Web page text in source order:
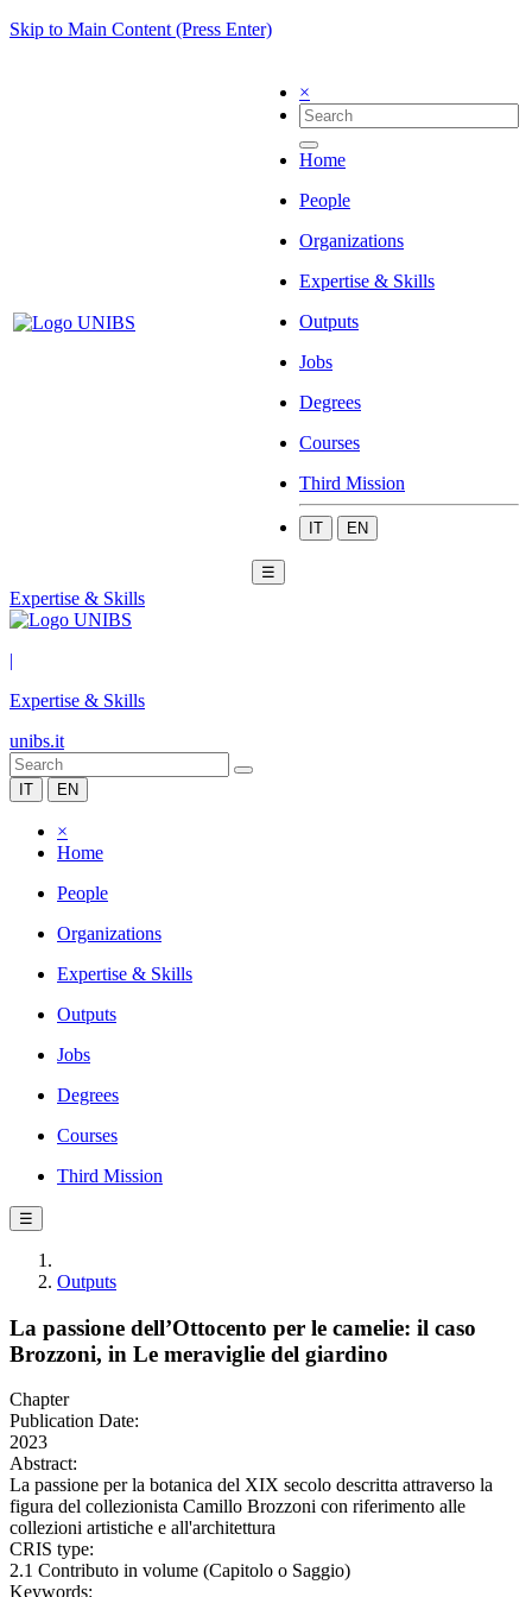
Skip to Main Content (Press Enter)
×
Home
People
Organizations
Expertise & Skills
Outputs
Jobs
Degrees
Courses
Third Mission
IT EN
☰
Expertise & Skills
|
Expertise & Skills
unibs.it
IT EN
×
Home
People
Organizations
Expertise & Skills
Outputs
Jobs
Degrees
Courses
Third Mission
☰
Outputs
La passione dell’Ottocento per le camelie: il caso
Brozzoni, in Le meraviglie del giardino
Chapter
Publication Date:
2023
Abstract:
La passione per la botanica del XIX secolo descritta attraverso la
figura del collezionista Camillo Brozzoni con riferimento alle
collezioni artistiche e all'architettura
CRIS type:
2.1 Contributo in volume (Capitolo o Saggio)
Keywords: